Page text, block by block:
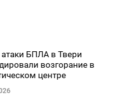
БПЛА в Твери
возгорание в
центре